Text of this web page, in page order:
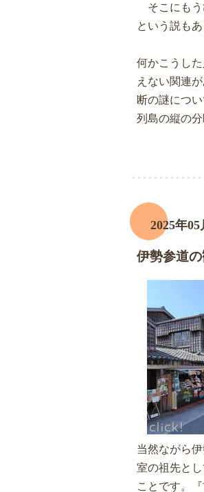
そこにもう
という説も
何かこうし
えない関連
断の謎につ
列島の縦の
伊勢参道
2025年
当然ながら
室の祖先と
ことです。